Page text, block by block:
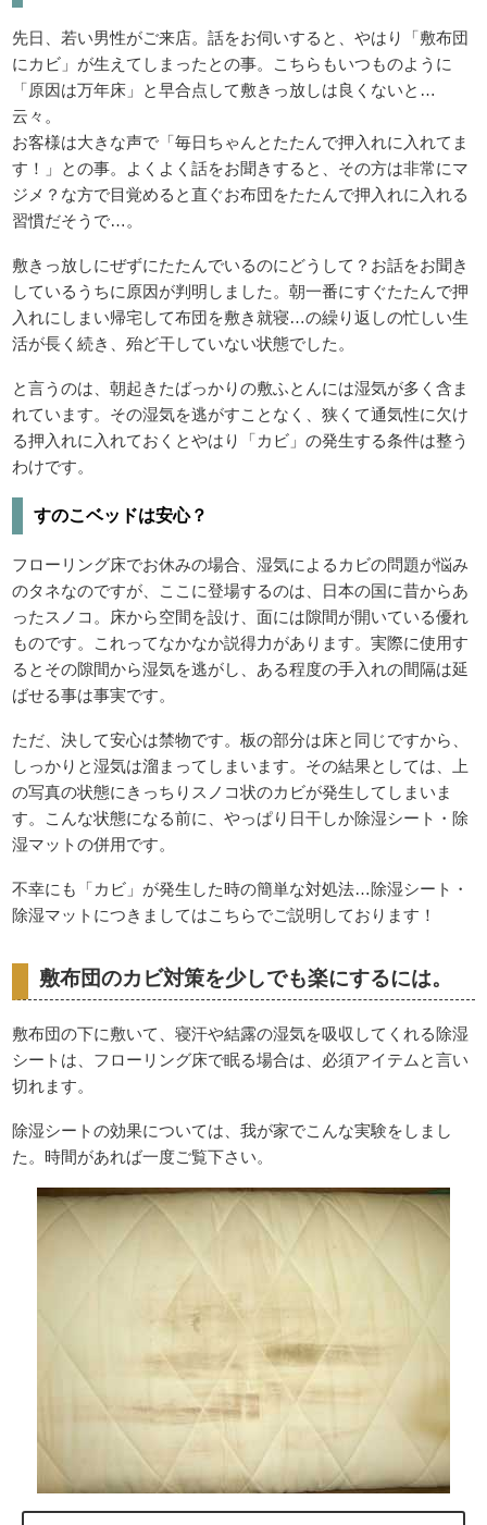
先日、若い男性がご来店。話をお伺いすると、やはり「敷布団
にカビ」が生えてしまったとの事。こちらもいつものように
「原因は万年床」と早合点して敷きっ放しは良くないと…
云々。
お客様は大きな声で「毎日ちゃんとたたんで押入れに入れてま
す！」との事。よくよく話をお聞きすると、その方は非常にマ
ジメ？な方で目覚めると直ぐお布団をたたんで押入れに入れる
習慣だそうで…。
敷きっ放しにぜずにたたんでいるのにどうして？お話をお聞き
しているうちに原因が判明しました。朝一番にすぐたたんで押
入れにしまい帰宅して布団を敷き就寝…の繰り返しの忙しい生
活が長く続き、殆ど干していない状態でした。
と言うのは、朝起きたばっかりの敷ふとんには湿気が多く含ま
れています。その湿気を逃がすことなく、狭くて通気性に欠け
る押入れに入れておくとやはり「カビ」の発生する条件は整う
わけです。
すのこベッドは安心？
フローリング床でお休みの場合、湿気によるカビの問題が悩み
のタネなのですが、ここに登場するのは、日本の国に昔からあ
ったスノコ。床から空間を設け、面には隙間が開いている優れ
ものです。これってなかなか説得力があります。実際に使用す
るとその隙間から湿気を逃がし、ある程度の手入れの間隔は延
ばせる事は事実です。
ただ、決して安心は禁物です。板の部分は床と同じですから、
しっかりと湿気は溜まってしまいます。その結果としては、上
の写真の状態にきっちりスノコ状のカビが発生してしまいま
す。こんな状態になる前に、やっぱり日干しか除湿シート・除
湿マットの併用です。
不幸にも「カビ」が発生した時の簡単な対処法…除湿シート・
除湿マットにつきましてはこちらでご説明しております！
敷布団のカビ対策を少しでも楽にするには。
敷布団の下に敷いて、寝汗や結露の湿気を吸収してくれる除湿
シートは、フローリング床で眠る場合は、必須アイテムと言い
切れます。
除湿シートの効果については、我が家でこんな実験をしまし
た。時間があれば一度ご覧下さい。